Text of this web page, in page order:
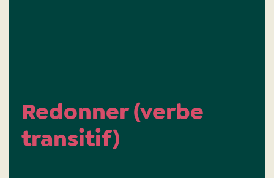
Redonner (verbe
transitif)